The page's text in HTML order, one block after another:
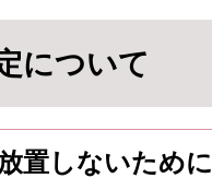
について
置しないために